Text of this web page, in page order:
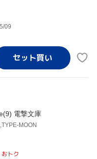
09
電撃文庫
MOON
トク